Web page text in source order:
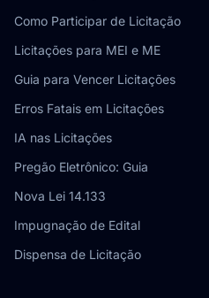
Como Participar de Licitação
Licitações para MEI e ME
Guia para Vencer Licitações
Erros Fatais em Licitações
IA nas Licitações
Pregão Eletrônico: Guia
Nova Lei 14.133
Impugnação de Edital
Dispensa de Licitação